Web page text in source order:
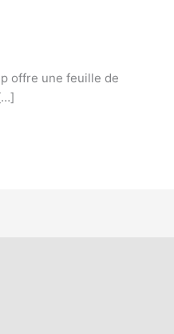
offre une feuille de